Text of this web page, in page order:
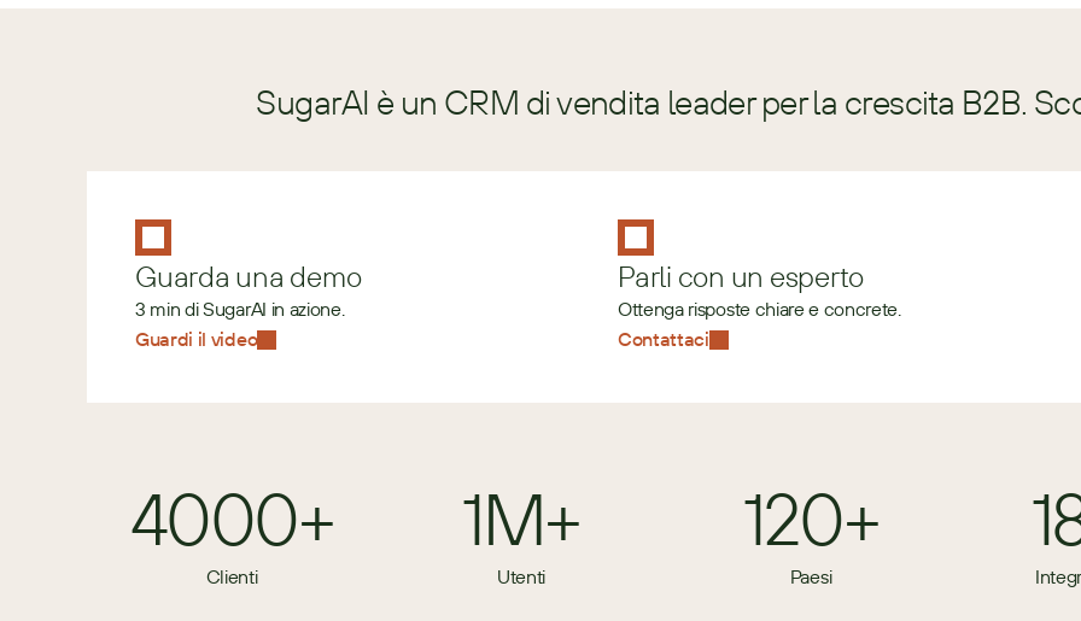
SugarAI è un CRM di vendita leader per la crescita B2B.
Guarda una demo
3 min di SugarAI in azione.
Guardi il video
Parli con un esperto
Ottenga risposte chiare e concrete.
Contattaci
4000+
Clienti
1M+
Utenti
120+
Paesi